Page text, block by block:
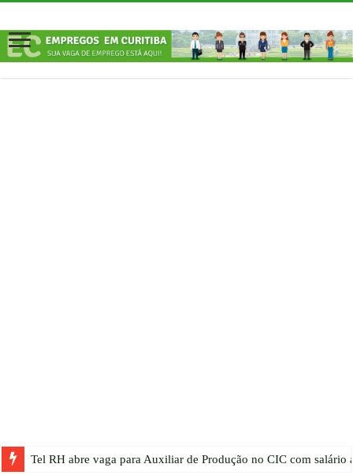
Tel RH abre vaga para Auxiliar de Produção no CIC com salário